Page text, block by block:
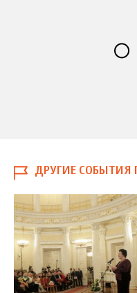
ДРУГИЕ СОБЫТИЯ